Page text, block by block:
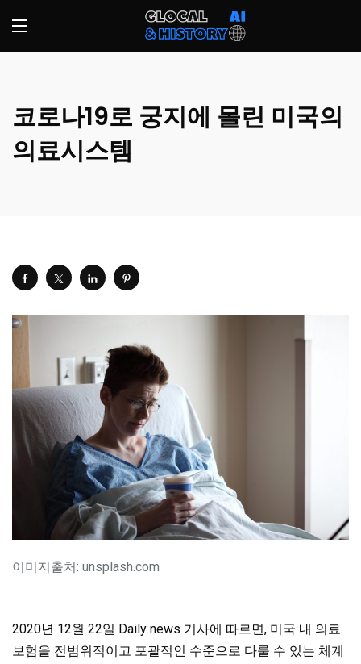
코로나19로 궁지에 몰린 미국의
의료시스템
이미지출처: unsplash.com
2020년 12월 22일 Daily news 기사에 따르면, 미국 내 의료
보험을 전범위적이고 포괄적인 수준으로 다룰 수 있는 체계